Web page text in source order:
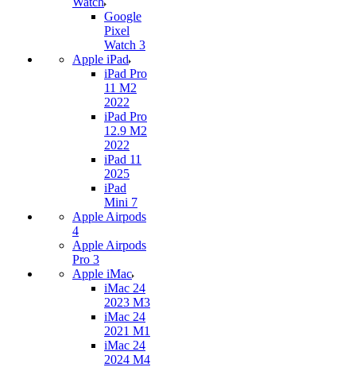
Google
Pixel
Watch 3
Apple iPad
iPad Pro
11 M2
2022
iPad Pro
12.9 M2
2022
iPad 11
2025
iPad
Mini 7
Apple Airpods
4
Apple Airpods
Pro 3
Apple iMac
iMac 24
2023 M3
iMac 24
2021 M1
iMac 24
2024 M4